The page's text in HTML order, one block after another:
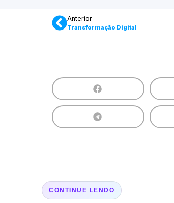
Anterior
Transformação Digital
CONTINUE LENDO